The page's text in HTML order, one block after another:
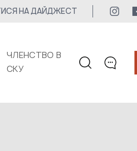
НА ДАЙДЖЕСТ
ЧЛЕНСТВО В
СКУ
КОНТАКТИ